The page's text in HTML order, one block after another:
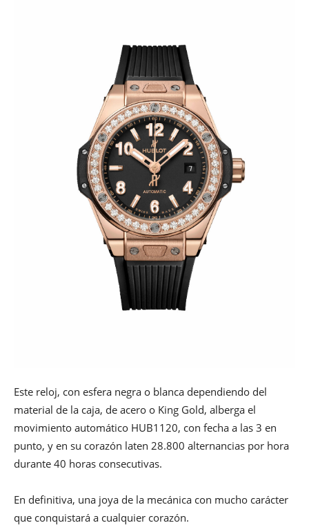
Este reloj, con esfera negra o blanca dependiendo del
material de la caja, de acero o King Gold, alberga el
movimiento automático HUB1120, con fecha a las 3 en
punto, y en su corazón laten 28.800 alternancias por hora
durante 40 horas consecutivas.
En definitiva, una joya de la mecánica con mucho carácter
que conquistará a cualquier corazón.